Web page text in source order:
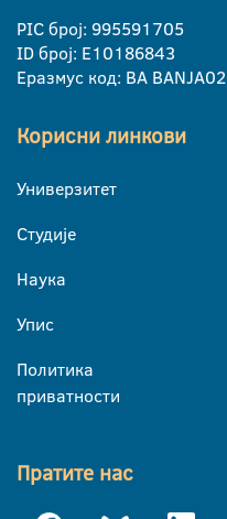
PIC број: 995591705
ID број: E10186843
Еразмус код: BA BANJA02
Корисни линкови
Универзитет
Студије
Наука
Упис
Политика
приватности
Пратите нас